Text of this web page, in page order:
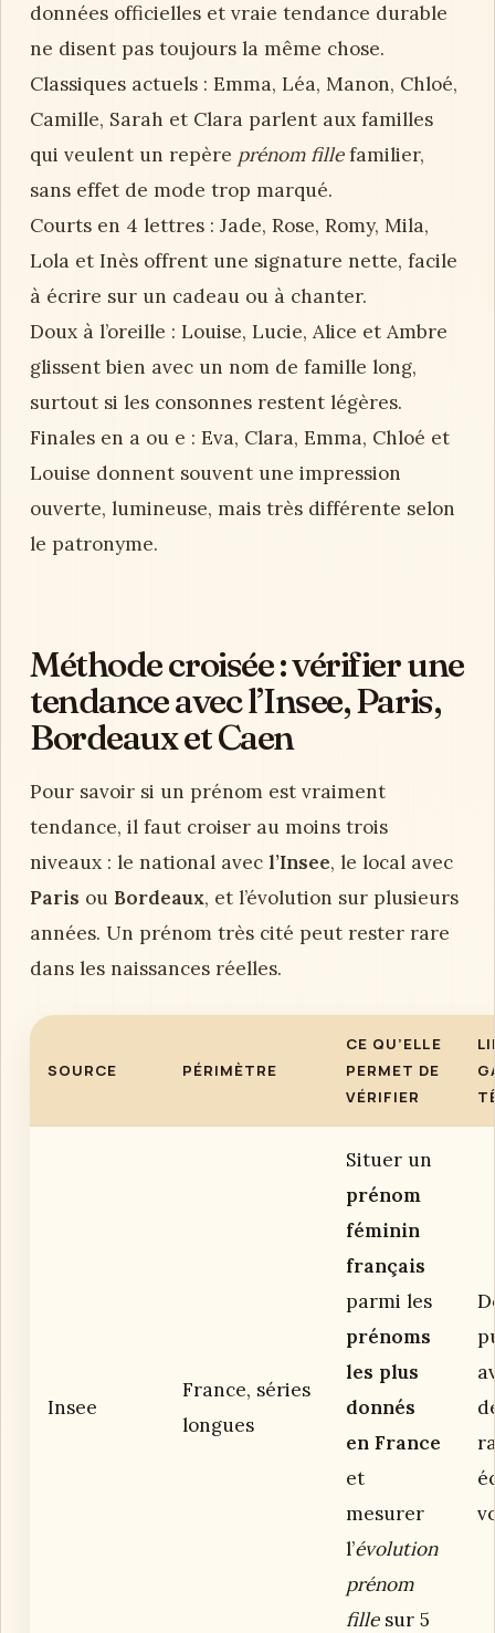
données officielles et vraie tendance durable
ne disent pas toujours la même chose.
Classiques actuels : Emma, Léa, Manon, Chloé,
Camille, Sarah et Clara parlent aux familles
qui veulent un repère prénom fillefamilier,
sans effet de mode trop marqué.
Courts en 4 lettres : Jade, Rose, Romy, Mila,
Lola et Inès offrent une signature nette, facile
à écrire sur un cadeau ou à chanter.
Doux à l’oreille : Louise, Lucie, Alice et Ambre
glissent bien avec un nom de famille long,
surtout si les consonnes restent légères.
Finales en a ou e : Eva, Clara, Emma, Chloé et
Louise donnent souvent une impression
ouverte, lumineuse, mais très différente selon
le patronyme.
Méthode croisée : vérifier une
tendance avec l’Insee, Paris,
Bordeaux et Caen
Pour savoir si un prénom est vraiment
tendance, il faut croiser au moins trois
niveaux : le national avec l’Insee, le local avec
Paris ou Bordeaux, et l’évolution sur plusieurs
années. Un prénom très cité peut rester rare
dans les naissances réelles.
SOURCE PÉRIMÈTRE
CE QU’ELLE
PERMET DE
VÉRIFIER
Insee
France, séries
longues
Situer un
prénom
féminin
français
parmi les
prénoms
les plus
donnés
en France
et
mesurer
l’évolution
prénom
fillesur 5